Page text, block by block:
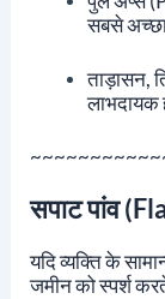
सबसे अच्छा
ताड़ासन,
लाभदायक
सपाट पांव
यदि व्यक्ति के
जमीन को स्पर्श